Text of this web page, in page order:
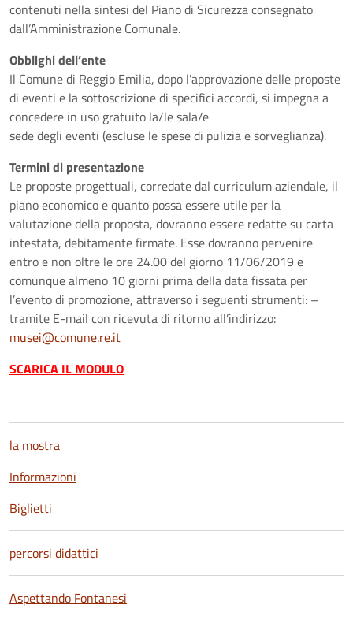
contenuti nella sintesi del Piano di Sicurezza consegnato
dall’Amministrazione Comunale.
Obblighi dell’ente
Il Comune di Reggio Emilia, dopo l’approvazione delle proposte
di eventi e la sottoscrizione di specifici accordi, si impegna a
concedere in uso gratuito la/le sala/e
sede degli eventi (escluse le spese di pulizia e sorveglianza).
Termini di presentazione
Le proposte progettuali, corredate dal curriculum aziendale, il
piano economico e quanto possa essere utile per la
valutazione della proposta, dovranno essere redatte su carta
intestata, debitamente firmate. Esse dovranno pervenire
entro e non oltre le ore 24.00 del giorno 11/06/2019 e
comunque almeno 10 giorni prima della data fissata per
l’evento di promozione, attraverso i seguenti strumenti: –
tramite E-mail con ricevuta di ritorno all’indirizzo:
musei@comune.re.it
SCARICA IL MODULO
la mostra
Informazioni
Biglietti
percorsi didattici
Aspettando Fontanesi